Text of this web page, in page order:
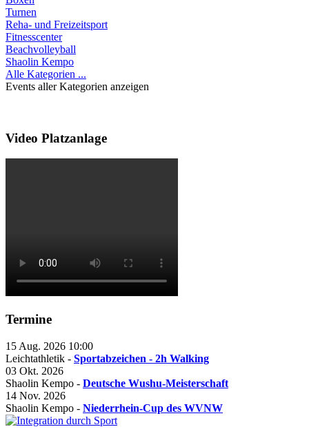
Turnen
Reha- und Freizeitsport
Fitnesscenter
Beachvolleyball
Shaolin Kempo
Alle Kategorien ...
Events aller Kategorien anzeigen
Video Platzanlage
Termine
15 Aug. 2026 10:00
Leichtathletik - Sportabzeichen - 2h Walking
03 Okt. 2026
Shaolin Kempo - Deutsche Wushu-Meisterschaft
14 Nov. 2026
Shaolin Kempo - Niederrhein-Cup des WVNW